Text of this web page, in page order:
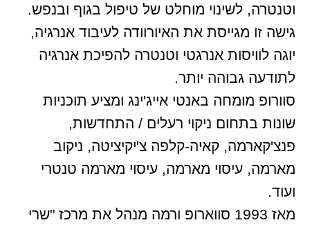
וטנטרה, לשינוי מוחלט של טיפול בגוף ובנפש.
גישה זו מגייסת את האיורוודה לעיבוד אנרגיה,
יוגה לוויסות אנרגטי וטנטרה להפיכת אנרגיה
לתודעה גבוהה יותר.
סוורופ מומחה באנטי אייג'ינג ומציע תוכניות
שונות בתחום ניקוי רעלים / התחדשות,
פנצ'קארמה, קאיה-קלפה צ'יקיציטה, ניקוב
מארמה, עיסוי מארמה, עיסוי מארמה טנטרי
ועוד.
מאז 1993 סווארופ ורמה מנהל את מרכז "שרי